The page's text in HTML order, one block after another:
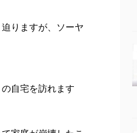
りますが、ソーヤ
自宅を訪れます